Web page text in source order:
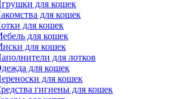
для кошек
для кошек
для кошек
для кошек
для кошек
для лотков
для кошек
для кошек
гигиены для кошек